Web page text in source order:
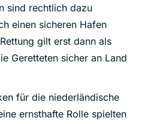
sind rechtlich dazu
einen sicheren Hafen
gilt erst dann als
Geretteten sicher an Land
für die niederländische
ernsthafte Rolle spielten